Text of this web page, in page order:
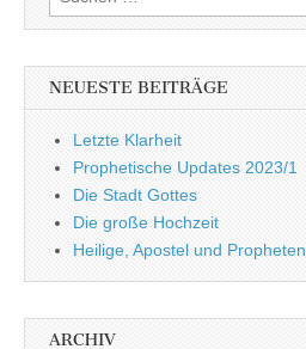
nach:
NEUESTE BEITRÄGE
Letzte Klarheit
Prophetische Updates 2023/1
Die Stadt Gottes
Die große Hochzeit
Heilige, Apostel und Propheten
ARCHIV